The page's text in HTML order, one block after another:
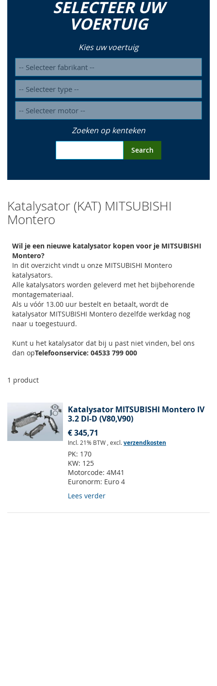
SELECTEER UW
VOERTUIG
Kies uw voertuig
Zoeken op kenteken
Search
Katalysator (KAT) MITSUBISHI
Montero
Wil je een nieuwe katalysator kopen voor je MITSUBISHI
Montero?
In dit overzicht vindt u onze MITSUBISHI Montero
katalysators.
Alle katalysators worden geleverd met het bijbehorende
montagemateriaal.
Als u vóór 13.00 uur bestelt en betaalt, wordt de
katalysator MITSUBISHI Montero dezelfde werkdag nog
naar u toegestuurd.
Kunt u het katalysator dat bij u past niet vinden, bel ons
dan opTelefoonservice: 04533 799 000
1 product
Katalysator MITSUBISHI Montero IV
3.2 DI-D (V80,V90)
€ 345,71
Incl. 21% BTW , excl.verzendkosten
PK: 170
KW: 125
Motorcode: 4M41
Euronorm: Euro 4
Lees verder